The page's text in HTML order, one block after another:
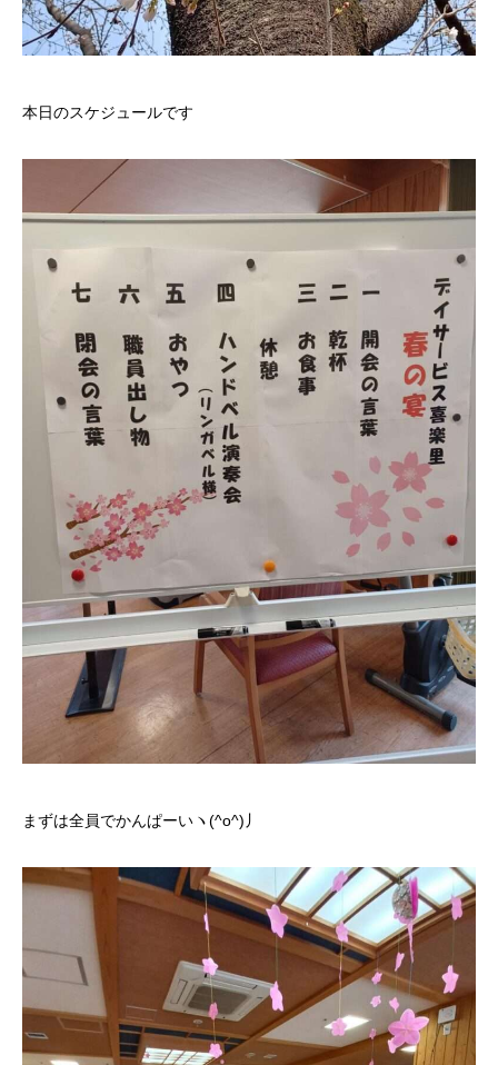
本日のスケジュールです
まずは全員でかんぱーいヽ(^o^)丿